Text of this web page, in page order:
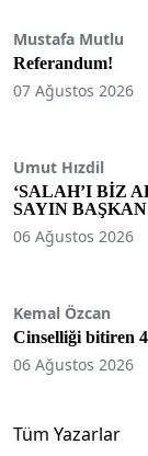
Mustafa Mutlu
Referandum!
07 Ağustos 2026
Umut Hızdil
‘SALAH’I BİZ
SAYIN
06 Ağustos 2026
Kemal Özcan
Cinselliği bitiren
06 Ağustos 2026
Tüm Yazarlar